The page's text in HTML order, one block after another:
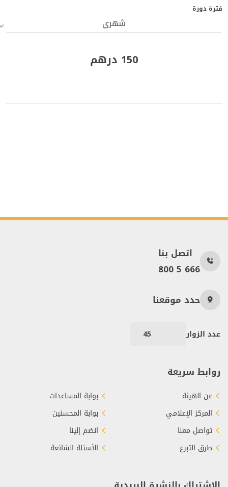
فترة دورة
150 درهم
اتصل بنا
800 5 666
حدد موقعنا
عدد الزوار 45
روابط سريعة
عن الهيئة
المركز الإعلامي
تواصل معنا
طرق التبرع
بوابة المساعدات
بوابة المحسنين
انضم إلينا
الأسئلة الشائعة